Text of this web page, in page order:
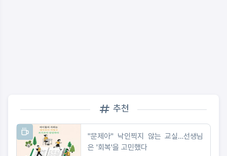
추천
"문제아" 낙인찍지 않는 교실…선생님
은 '회복'을 고민했다